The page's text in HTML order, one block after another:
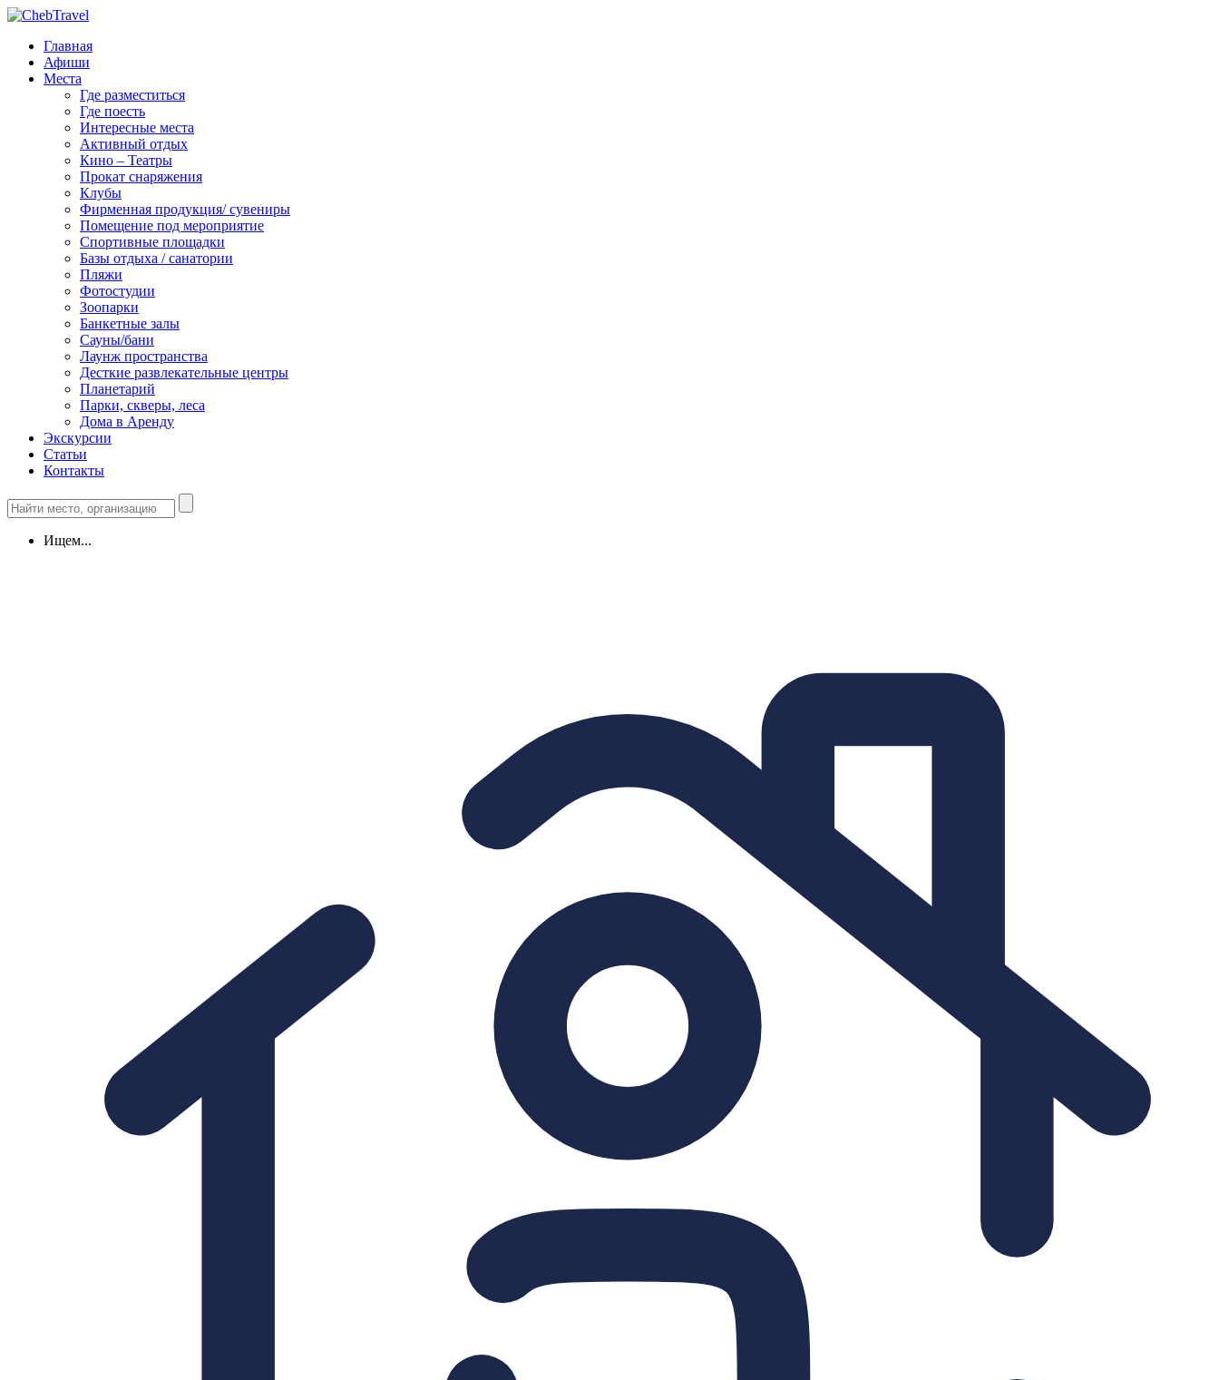
Главная
Афиши
Места
Где разместиться
Где поесть
Интересные места
Активный отдых
Кино – Театры
Прокат снаряжения
Клубы
Фирменная продукция/ сувениры
Помещение под мероприятие
Спортивные площадки
Базы отдыха / санатории
Пляжи
Фотостудии
Зоопарки
Банкетные залы
Сауны/бани
Лаунж пространства
Десткие развлекательные центры
Планетарий
Парки, скверы, леса
Дома в Аренду
Экскурсии
Статьи
Контакты
Ищем...